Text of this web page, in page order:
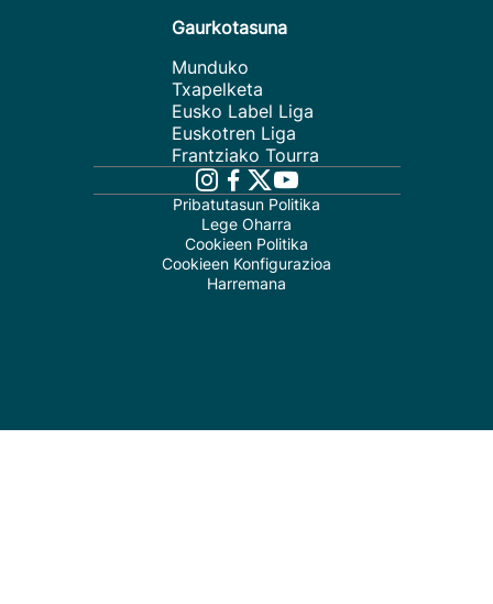
Gaurkotasuna
Munduko
Txapelketa
Eusko Label Liga
Euskotren Liga
Frantziako Tourra
Pribatutasun Politika
Lege Oharra
Cookieen Politika
Cookieen Konfigurazioa
Harremana